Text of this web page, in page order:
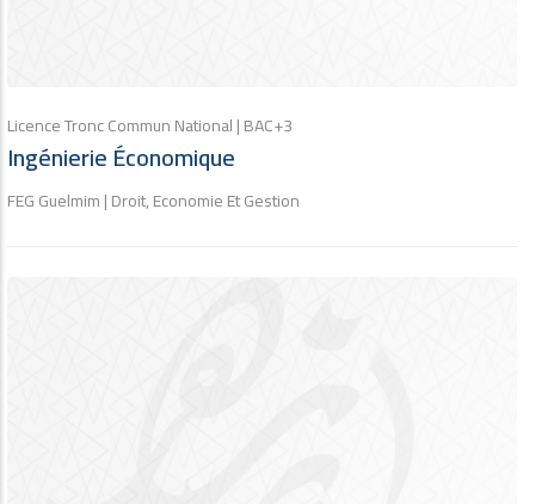
Licence Tronc Commun National | BAC+3
Ingénierie Économique
FEG Guelmim | Droit, Economie Et Gestion